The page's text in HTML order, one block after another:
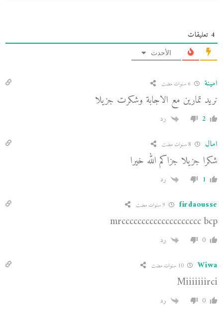
4 تعليقات
الأحدث
امينة
نريد تمارين مع الاجابة وشكرت جزيلا
2 رد
امال
شكرا جزيلا جزاكم الله خيرا
1 رد
firdaousse
mrcccccccccccccccccccc bcp
0 رد
Wiwa
Miiiiiiirci
0 رد